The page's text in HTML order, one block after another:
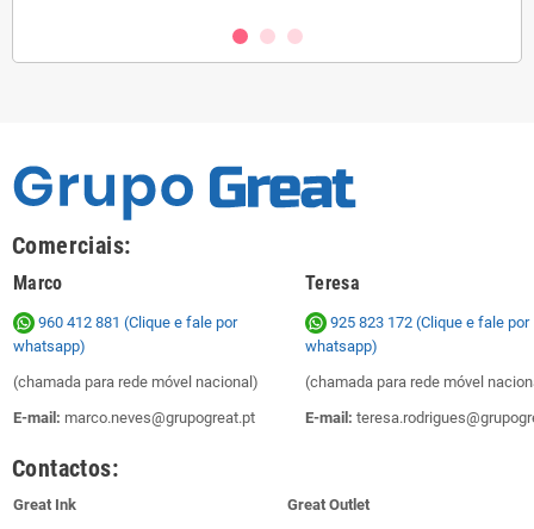
Comerciais:
Marco Teresa
960 412 881 (Clique e fale por
whatsapp)
(chamada para rede móvel nacional)
E-mail: marco.neves@grupogreat.pt
925 823 172 (Clique e fale por
whatsapp)
(chamada para rede móvel
E-mail:
Contactos:
Great Ink
Great Outlet